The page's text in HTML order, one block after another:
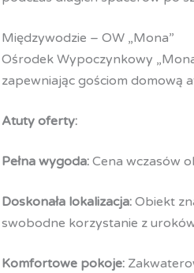
Międzywodzie – OW „Mona”
Ośrodek Wypoczynkowy
zapewniając gościom domową
Atuty oferty:
Pełna wygoda:Cena wczasów
Doskonała lokalizacja:Obiekt
swobodne korzystanie z
Komfortowe pokoje: